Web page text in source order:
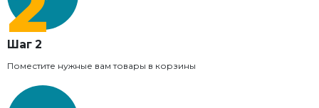
Шаг 2
Поместите нужные вам товары в корзины